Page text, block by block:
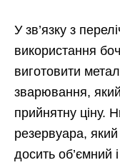
У зв’язку з
використання
виготовити
зварювання,
прийнятну ціну.
резервуара,
досить об’ємний